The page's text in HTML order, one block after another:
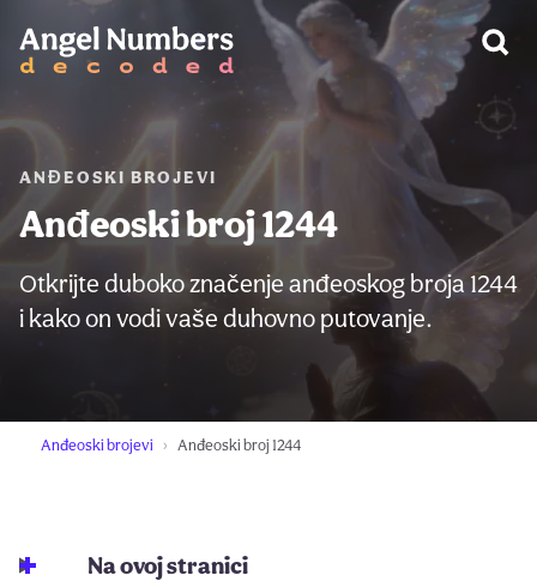
ANĐEOSKI BROJEVI
Anđeoski broj 1244
Otkrijte duboko značenje anđeoskog broja 1244
i kako on vodi vaše duhovno putovanje.
Anđeoski brojevi Anđeoski broj 1244
Na ovoj stranici
UPOZORENJE: